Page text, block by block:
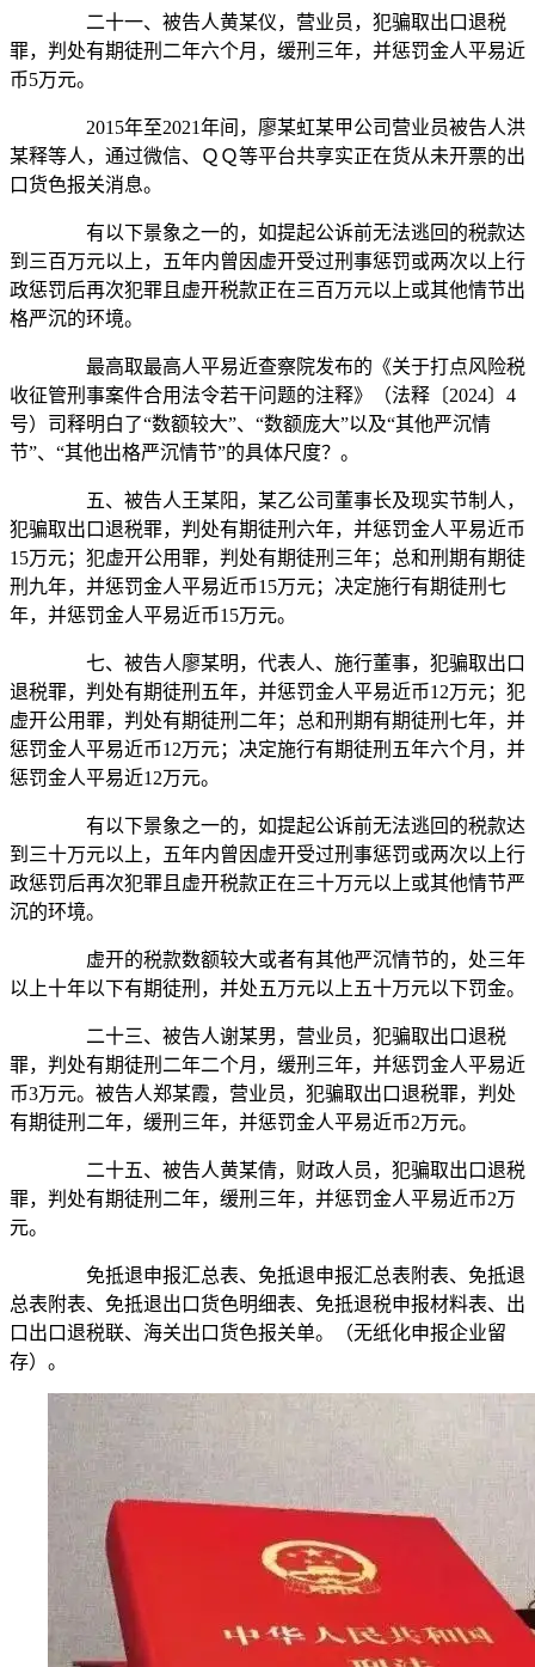
二十一、被告人黄某仪，营业员，犯骗取出口退税
罪，判处有期徒刑二年六个月，缓刑三年，并惩罚金人平易近
币5万元。
2015年至2021年间，廖某虹某甲公司营业员被告人洪
某释等人，通过微信、ＱＱ等平台共享实正在货从未开票的出
口货色报关消息。
有以下景象之一的，如提起公诉前无法逃回的税款达
到三百万元以上，五年内曾因虚开受过刑事惩罚或两次以上行
政惩罚后再次犯罪且虚开税款正在三百万元以上或其他情节出
格严沉的环境。
最高取最高人平易近查察院发布的《关于打点风险税
收征管刑事案件合用法令若干问题的注释》（法释〔2024〕4
号）司释明白了“数额较大”、“数额庞大”以及“其他严沉情
节”、“其他出格严沉情节”的具体尺度？。
五、被告人王某阳，某乙公司董事长及现实节制人，
犯骗取出口退税罪，判处有期徒刑六年，并惩罚金人平易近币
15万元；犯虚开公用罪，判处有期徒刑三年；总和刑期有期徒
刑九年，并惩罚金人平易近币15万元；决定施行有期徒刑七
年，并惩罚金人平易近币15万元。
七、被告人廖某明，代表人、施行董事，犯骗取出口
退税罪，判处有期徒刑五年，并惩罚金人平易近币12万元；犯
虚开公用罪，判处有期徒刑二年；总和刑期有期徒刑七年，并
惩罚金人平易近币12万元；决定施行有期徒刑五年六个月，并
惩罚金人平易近12万元。
有以下景象之一的，如提起公诉前无法逃回的税款达
到三十万元以上，五年内曾因虚开受过刑事惩罚或两次以上行
政惩罚后再次犯罪且虚开税款正在三十万元以上或其他情节严
沉的环境。
虚开的税款数额较大或者有其他严沉情节的，处三年
以上十年以下有期徒刑，并处五万元以上五十万元以下罚金。
二十三、被告人谢某男，营业员，犯骗取出口退税
罪，判处有期徒刑二年二个月，缓刑三年，并惩罚金人平易近
币3万元。被告人郑某霞，营业员，犯骗取出口退税罪，判处
有期徒刑二年，缓刑三年，并惩罚金人平易近币2万元。
二十五、被告人黄某倩，财政人员，犯骗取出口退税
罪，判处有期徒刑二年，缓刑三年，并惩罚金人平易近币2万
元。
免抵退申报汇总表、免抵退申报汇总表附表、免抵退
总表附表、免抵退出口货色明细表、免抵退税申报材料表、出
口出口退税联、海关出口货色报关单。（无纸化申报企业留
存）。